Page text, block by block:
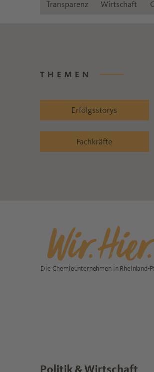
Transparenz Wirtschaft
THEMEN
Erfolgsstorys
Fachkräfte
Die Chemieunternehmen in Rheinland-